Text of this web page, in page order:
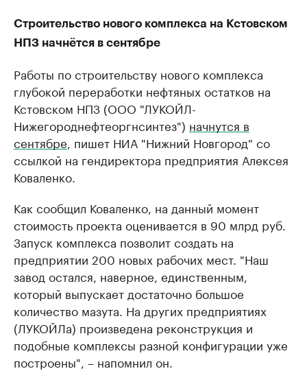
Строительство нового комплекса на Кстовском
НПЗ начнётся в сентябре
Работы по строительству нового комплекса
глубокой переработки нефтяных остатков на
Кстовском НПЗ (ООО "ЛУКОЙЛ-
Нижегороднефтеоргнсинтез") начнутся в
сентябре , пишет НИА "Нижний Новгород" со
ссылкой на гендиректора предприятия Алексея
Коваленко.
Как сообщил Коваленко, на данный момент
стоимость проекта оценивается в 90 млрд руб.
Запуск комплекса позволит создать на
предприятии 200 новых рабочих мест. "Наш
завод остался, наверное, единственным,
который выпускает достаточно большое
количество мазута. На других предприятиях
(ЛУКОЙЛа) произведена реконструкция и
подобные комплексы разной конфигурации уже
построены", – напомнил он.